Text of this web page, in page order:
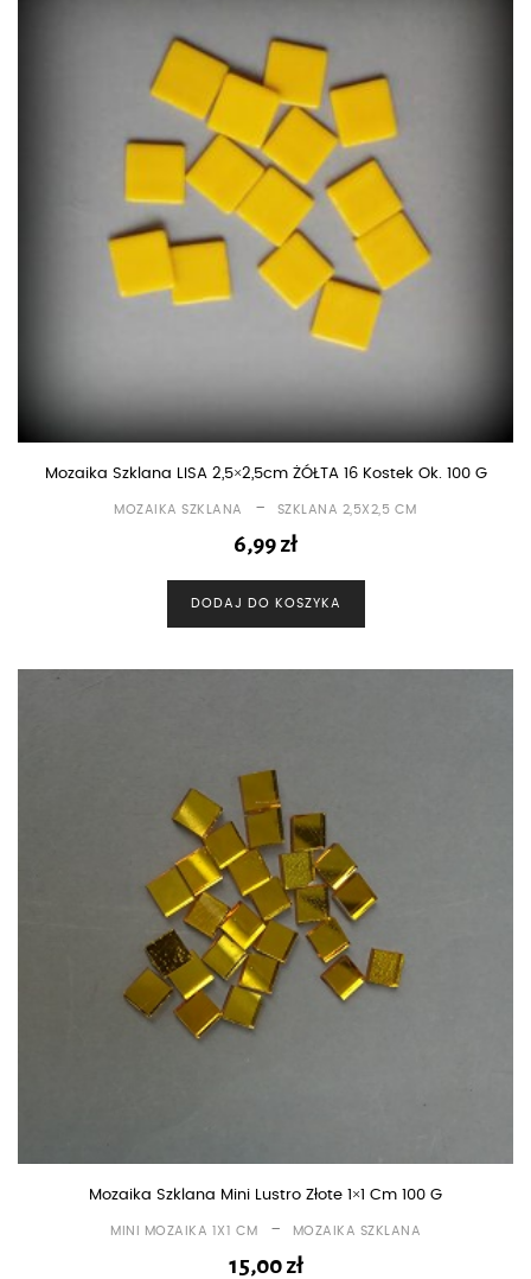
Mozaika Szklana LISA 2,5×2,5cm ŻÓŁTA 16 Kostek Ok. 100 G
MOZAIKA SZKLANA - SZKLANA 2,5X2,5 CM
6,99zł
DODAJ DO KOSZYKA
Mozaika Szklana Mini Lustro Złote 1×1 Cm 100 G
MINI MOZAIKA 1X1 CM - MOZAIKA SZKLANA
15,00zł